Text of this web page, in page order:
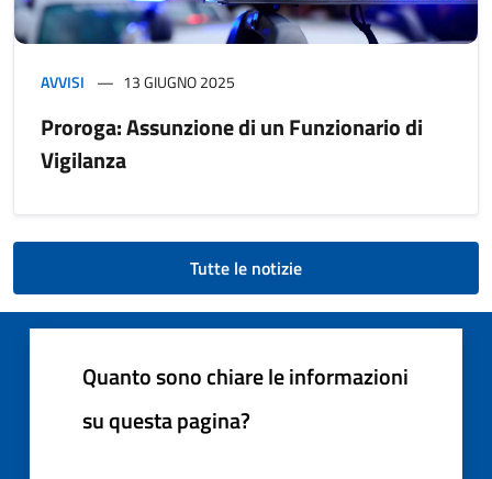
AVVISI 13 GIUGNO 2025
Proroga: Assunzione di un Funzionario di
Vigilanza
Tutte le notizie
Quanto sono chiare le informazioni
su questa pagina?